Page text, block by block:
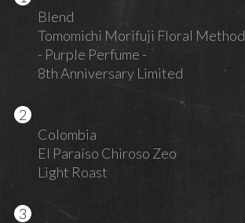
Blend
Tomomichi Morifuji Floral Method
- Purple Perfume -
8th Anniversary Limited
Colombia
El Paraíso Chiroso Zeo
Light Roast